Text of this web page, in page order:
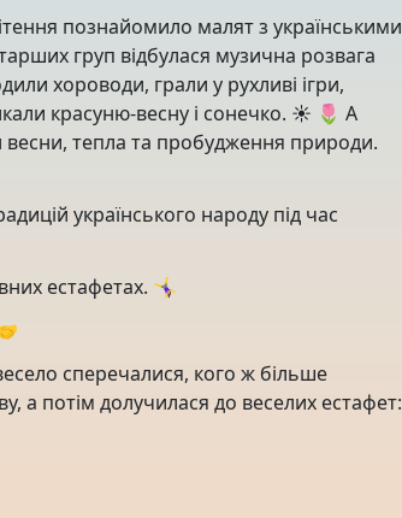
познайомило малят з українськими
груп відбулася музична розвага
хороводи, грали у рухливі ігри,
красуню-весну і сонечко. ☀️ 🌷 А
тепла та пробудження природи.
українського народу під час
естафетах. 🤸‍♀️
сперечалися, кого ж більше
а потім долучилася до веселих естафет: